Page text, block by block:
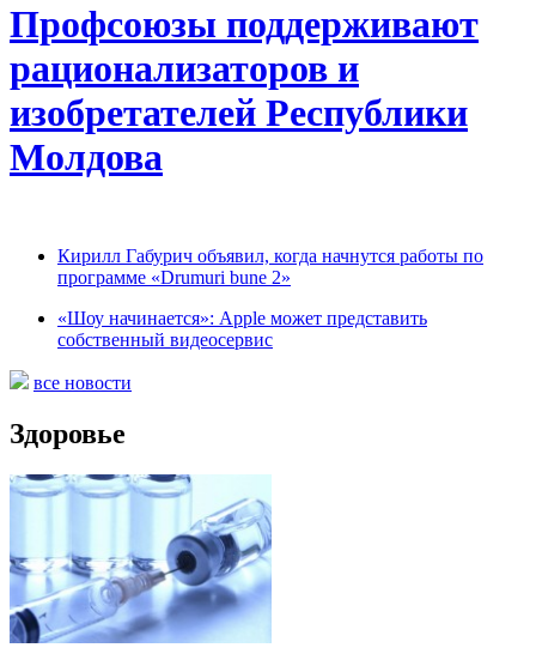
Профсоюзы поддерживают
рационализаторов и
изобретателей Республики
Молдова
Кирилл Габурич объявил, когда начнутся работы по
программе «Drumuri bune 2»
«Шоу начинается»: Apple может представить
собственный видеосервис
все новости
Здоровье